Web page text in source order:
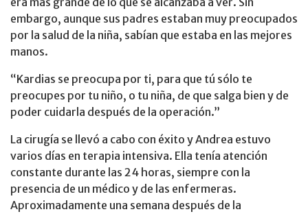
embargo, aunque sus padres estaban muy preocupados
por la salud de la niña, sabían que estaba en las mejores
manos.
“Kardias se preocupa por ti, para que tú sólo te
preocupes por tu niño, o tu niña, de que salga bien y de
poder cuidarla después de la operación.”
La cirugía se llevó a cabo con éxito y Andrea estuvo
varios días en terapia intensiva. Ella tenía atención
constante durante las 24 horas, siempre con la
presencia de un médico y de las enfermeras.
Aproximadamente una semana después de la